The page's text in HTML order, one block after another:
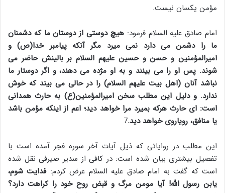
مؤمن یکسان نیست.
امام صادق علیه السلام فرمود:هیچ دوستی از دوستان ما که دشمنان
ما را دشمن می دارد نمی میرد مگر آنکه پیامبر خدا(ص) و
امیرالمؤمنین و حسن و حسین علیهم السلام بر بالینش حاضر می
شوند. پس او را می بینند و به او مژده می دهند، و اگر دوستار ما
نباشد آنان (اهل بیت علیهم السلام) را در حالی می بیند که خوش
ندارد. و دلیل این مطلب سخن امیرالمؤمنین(ع) به حارث همدانی
است: ای حارث هرکه بمیرد مرا خواهد دید؛ اعم از اینکه مؤمن باشد
یا منافق، رویاروی خواهد دید.7
این مطلب در روایاتی که ذیل آیات آخر سوره فجر آمده است با
تفصیل بیشتری بیان شده است: در کافی از سدیر صیرفی نقل شده
است که گفت به امام صادق علیه السلام عرض کردم:فدایت شوم،
یابن رسول الله! آیا مومن مرگ و قبض روح خود را کراهت دارد؟